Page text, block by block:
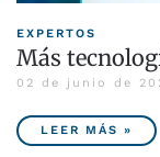
EXPERTOS
Más
02 de junio de
LEER MÁS »